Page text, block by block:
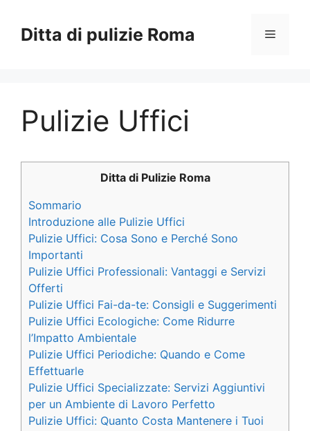
contenuto
Ditta di pulizie Roma Menu
Pulizie Uffici
Ditta di Pulizie Roma
Sommario
Introduzione alle Pulizie Uffici
Pulizie Uffici: Cosa Sono e Perché Sono
Importanti
Pulizie Uffici Professionali: Vantaggi e Servizi
Offerti
Pulizie Uffici Fai-da-te: Consigli e Suggerimenti
Pulizie Uffici Ecologiche: Come Ridurre
l’Impatto Ambientale
Pulizie Uffici Periodiche: Quando e Come
Effettuarle
Pulizie Uffici Specializzate: Servizi Aggiuntivi
per un Ambiente di Lavoro Perfetto
Pulizie Uffici: Quanto Costa Mantenere i Tuoi